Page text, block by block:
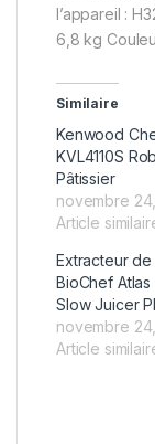
l’appareil :
6,8 kg
Similaire
Kenwood
KVL4110S
Pâtissier
novembre
Article
Extracteur de
BioChef
Slow Juicer
novembre
Article